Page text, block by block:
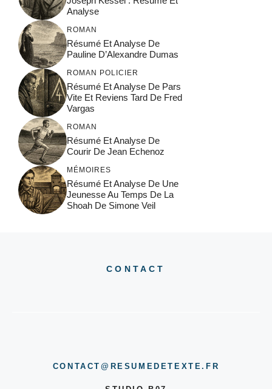
Analyse
ROMAN
Résumé Et Analyse De
Pauline D’Alexandre Dumas
ROMAN POLICIER
Résumé Et Analyse De Pars
Vite Et Reviens Tard De Fred
Vargas
ROMAN
Résumé Et Analyse De
Courir De Jean Echenoz
MÉMOIRES
Résumé Et Analyse De Une
Jeunesse Au Temps De La
Shoah De Simone Veil
CONTACT
CONTACT@RESUMEDETEXTE.FR